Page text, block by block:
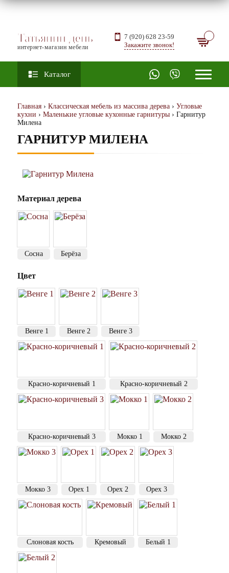
Татьянин день
интернет-магазин мебели
7 (920) 628 23-59
Закажите звонок!
Каталог
Главная › Классическая мебель из массива дерева › Угловые
кухни › Маленькие угловые кухонные гарнитуры › Гарнитур
Милена
ГАРНИТУР МИЛЕНА
Материал дерева
Сосна Берёза
Цвет
Венге 1 Венге 2 Венге 3
Красно-коричневый 1 Красно-коричневый 2
Красно-коричневый 3 Мокко 1 Мокко 2
Мокко 3 Орех 1 Орех 2 Орех 3
Слоновая кость Кремовый Белый 1